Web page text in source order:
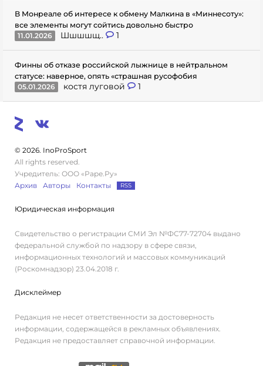
В Монреале об интересе к обмену Малкина в «Миннесоту»:
все элементы могут сойтись довольно быстро
11.01.2026
Шшшшщ.. 1
Финны об отказе российской лыжнице в нейтральном
статусе: наверное, опять «страшная русофобия
05.01.2026
костя луговой 1
© 2026. InoProSport
All rights reserved.
Учредитель: ООО «Раре.Ру»
Архив
Авторы Контакты RSS
Юридическая информация
Свидетельство о регистрации СМИ Эл №ФС77-72704 выдано
федеральной службой по надзору в сфере связи,
информационных технологий и массовых коммуникаций
(Роскомнадзор) 23.04.2018 г.
Дисклеймер
Редакция не несет ответственности за достоверность
информации, содержащейся в рекламных объявлениях.
Редакция не предоставляет справочной информации.